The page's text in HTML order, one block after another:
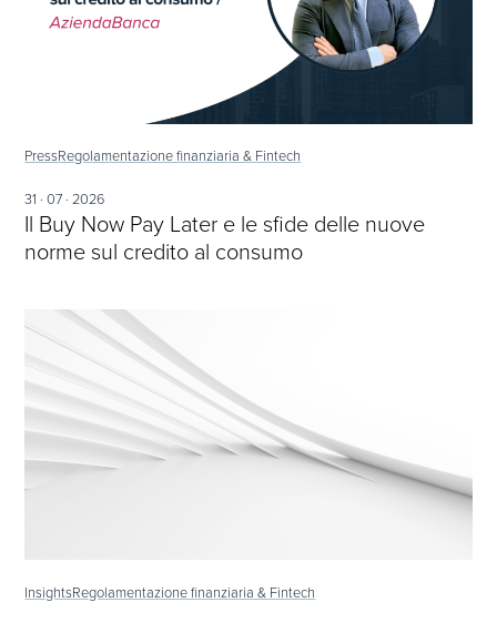
PressRegolamentazione finanziaria & Fintech
31 · 07 · 2026
Il Buy Now Pay Later e le sfide delle nuove
norme sul credito al consumo
InsightsRegolamentazione finanziaria & Fintech